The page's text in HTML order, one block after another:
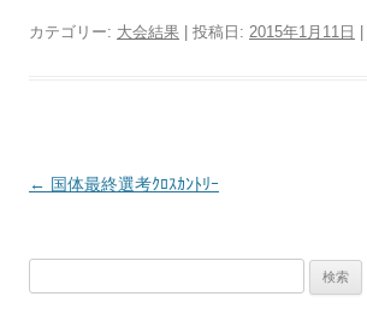
カテゴリー: 大会結果 | 投稿日: 2015年1月11日
投
← 国体最終選考ｸﾛｽｶﾝﾄﾘｰ